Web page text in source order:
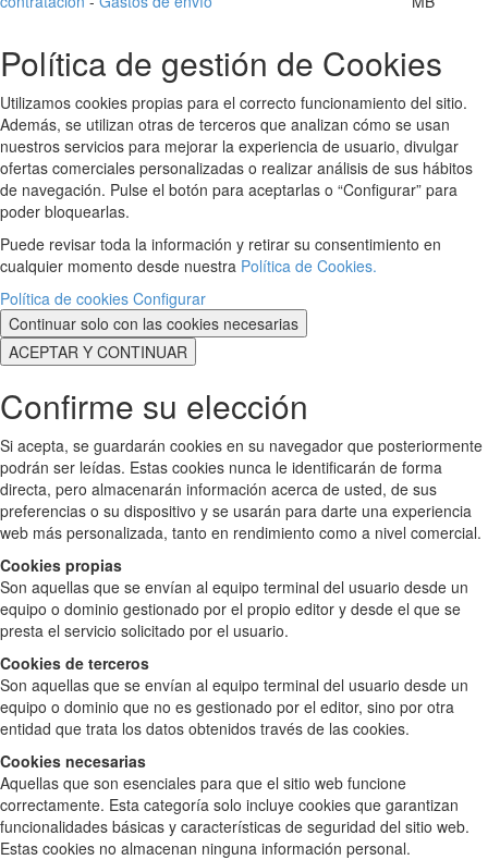
Política de gestión de Cookies
Utilizamos cookies propias para el correcto funcionamiento del sitio.
Además, se utilizan otras de terceros que analizan cómo se usan
nuestros servicios para mejorar la experiencia de usuario, divulgar
ofertas comerciales personalizadas o realizar análisis de sus hábitos
de navegación. Pulse el botón para aceptarlas o “Configurar” para
poder bloquearlas.
Puede revisar toda la información y retirar su consentimiento en
cualquier momento desde nuestra Política de Cookies.
Política de cookies Configurar
Continuar solo con las cookies necesarias
ACEPTAR Y CONTINUAR
Confirme su elección
Si acepta, se guardarán cookies en su navegador que posteriormente
podrán ser leídas. Estas cookies nunca le identificarán de forma
directa, pero almacenarán información acerca de usted, de sus
preferencias o su dispositivo y se usarán para darte una experiencia
web más personalizada, tanto en rendimiento como a nivel comercial.
Cookies propias
Son aquellas que se envían al equipo terminal del usuario desde un
equipo o dominio gestionado por el propio editor y desde el que se
presta el servicio solicitado por el usuario.
Cookies de terceros
Son aquellas que se envían al equipo terminal del usuario desde un
equipo o dominio que no es gestionado por el editor, sino por otra
entidad que trata los datos obtenidos través de las cookies.
Cookies necesarias
Aquellas que son esenciales para que el sitio web funcione
correctamente. Esta categoría solo incluye cookies que garantizan
funcionalidades básicas y características de seguridad del sitio web.
Estas cookies no almacenan ninguna información personal.